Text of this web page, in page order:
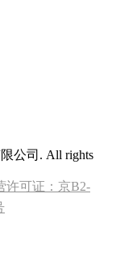
公司. All rights
许可证：京B2-